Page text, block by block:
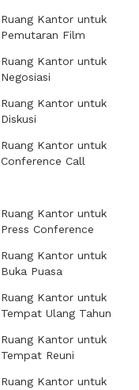
Ruang Kantor untuk
Pemutaran Film
Ruang Kantor untuk
Negosiasi
Ruang Kantor untuk
Diskusi
Ruang Kantor untuk
Conference Call
Ruang Kantor untuk
Press Conference
Ruang Kantor untuk
Buka Puasa
Ruang Kantor untuk
Tempat Ulang Tahun
Ruang Kantor untuk
Tempat Reuni
Ruang Kantor untuk